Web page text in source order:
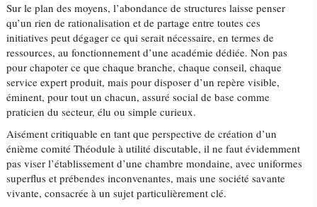
Sur le plan des moyens, l’abondance de structures laisse penser
qu’un rien de rationalisation et de partage entre toutes ces
initiatives peut dégager ce qui serait nécessaire, en termes de
ressources, au fonctionnement d’une académie dédiée. Non pas
pour chapoter ce que chaque branche, chaque conseil, chaque
service expert produit, mais pour disposer d’un repère visible,
éminent, pour tout un chacun, assuré social de base comme
praticien du secteur, élu ou simple curieux.
Aisément critiquable en tant que perspective de création d’un
énième comité Théodule à utilité discutable, il ne faut évidemment
pas viser l’établissement d’une chambre mondaine, avec uniformes
superflus et prébendes inconvenantes, mais une société savante
vivante, consacrée à un sujet particulièrement clé.